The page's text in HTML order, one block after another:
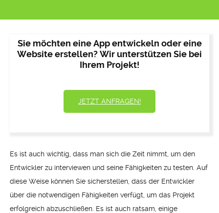
Sie möchten eine App entwickeln oder eine
Website erstellen? Wir unterstützen Sie bei
Ihrem Projekt!
JETZT ANFRAGEN!
Es ist auch wichtig, dass man sich die Zeit nimmt, um den
Entwickler zu interviewen und seine Fähigkeiten zu testen. Auf
diese Weise können Sie sicherstellen, dass der Entwickler
über die notwendigen Fähigkeiten verfügt, um das Projekt
erfolgreich abzuschließen. Es ist auch ratsam, einige